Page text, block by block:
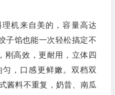
机来自美的，容量高达
子馅也能一次轻松搞定不
刚高效，更耐用，立体四
，口感更鲜嫩。双档双
酱料不重复，奶昔、南瓜